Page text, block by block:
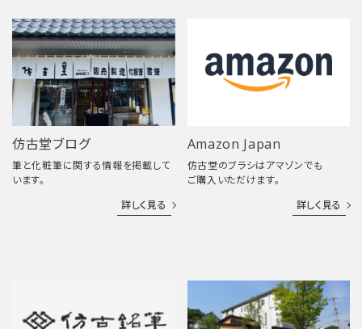
仿古堂ブログ
筆と化粧筆に関する情報を掲載して
います。
詳しく見る
Amazon Japan
仿古堂のブラシはアマゾンでも
ご購入いただけます。
詳しく見る